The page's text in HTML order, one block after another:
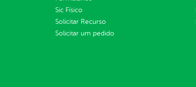
Sic Físico
Solicitar Recurso
Solicitar um pedido